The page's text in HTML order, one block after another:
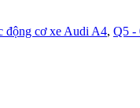
động cơ xe Audi A4, Q5 -